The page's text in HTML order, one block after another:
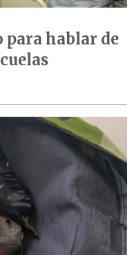
hablar de